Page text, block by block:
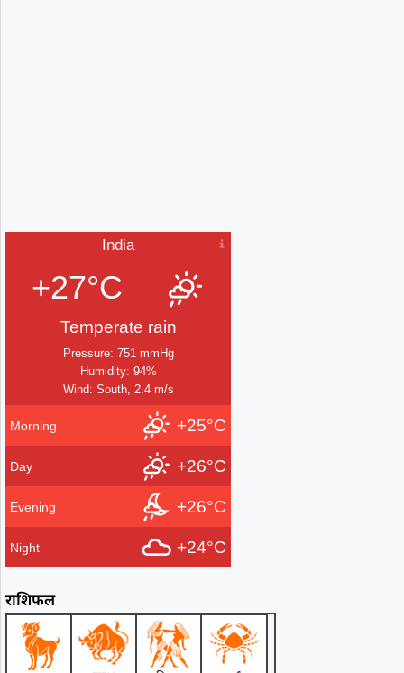
India
+27°C
Temperate rain
Pressure: 751 mmHg
Humidity: 94%
Wind: South, 2.4 m/s
Morning +25°C
Day +26°C
Evening +26°C
Night +24°C
राशिफल